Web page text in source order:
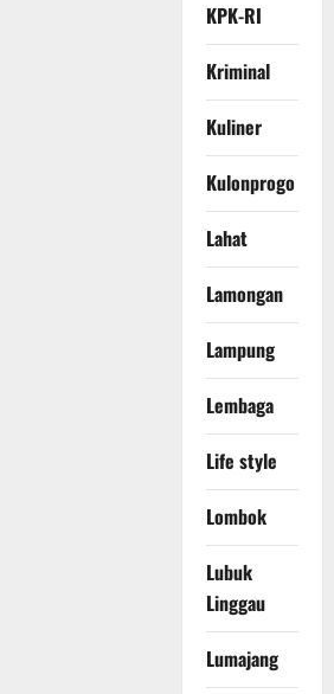
KPK-RI
Kriminal
Kuliner
Kulonprogo
Lahat
Lamongan
Lampung
Lembaga
Life style
Lombok
Lubuk
Linggau
Lumajang